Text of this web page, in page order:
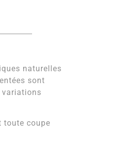
naturelles
sont
variations
toute coupe